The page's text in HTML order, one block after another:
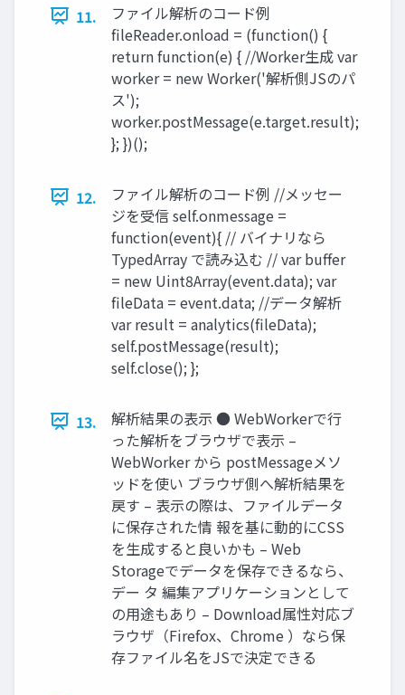
11.
ファイル解析のコード例
fileReader.onload = (function() {
return function(e) { //Worker生成 var
worker = new Worker('解析側JSのパ
ス');
worker.postMessage(e.target.result);
}; })();
12.
ファイル解析のコード例 //メッセー
ジを受信 self.onmessage =
function(event){ // バイナリなら
TypedArray で読み込む // var buffer
= new Uint8Array(event.data); var
fileData = event.data; //データ解析
var result = analytics(fileData);
self.postMessage(result);
self.close(); };
13.
解析結果の表示 ● WebWorkerで行
った解析をブラウザで表示 –
WebWorker から postMessageメソ
ッドを使い ブラウザ側へ解析結果を
戻す – 表示の際は、ファイルデータ
に保存された情 報を基に動的にCSS
を生成すると良いかも – Web
Storageでデータを保存できるなら、
デー タ 編集アプリケーションとして
の用途もあり – Download属性対応ブ
ラウザ（Firefox、Chrome ）なら保
存ファイル名をJSで決定できる